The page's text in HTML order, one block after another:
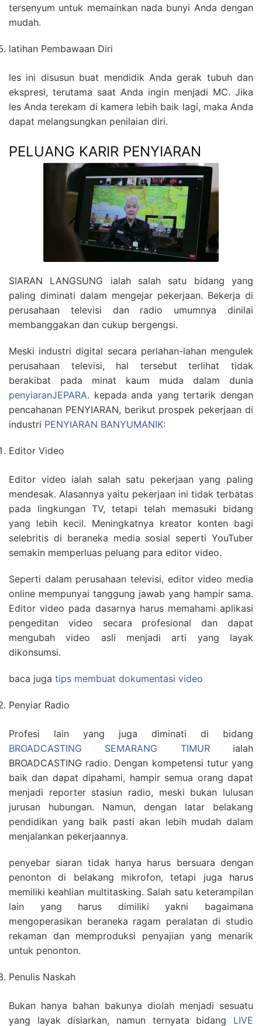
tersenyum untuk memainkan nada bunyi Anda dengan
mudah.
latihan Pembawaan Diri
les ini disusun buat mendidik Anda gerak tubuh dan
ekspresi, terutama saat Anda ingin menjadi MC. Jika
les Anda terekam di kamera lebih baik lagi, maka Anda
dapat melangsungkan penilaian diri.
PELUANG KARIR PENYIARAN
SIARAN LANGSUNG ialah salah satu bidang yang
paling diminati dalam mengejar pekerjaan. Bekerja di
perusahaan televisi dan radio umumnya dinilai
membanggakan dan cukup bergengsi.
Meski industri digital secara perlahan-lahan mengulek
perusahaan televisi, hal tersebut terlihat tidak
berakibat pada minat kaum muda dalam dunia
penyiaranJEPARA. kepada anda yang tertarik dengan
pencahanan PENYIARAN, berikut prospek pekerjaan di
industri PENYIARAN BANYUMANIK:
Editor Video
Editor video ialah salah satu pekerjaan yang paling
mendesak. Alasannya yaitu pekerjaan ini tidak terbatas
pada lingkungan TV, tetapi telah memasuki bidang
yang lebih kecil. Meningkatnya kreator konten bagi
selebritis di beraneka media sosial seperti YouTuber
semakin memperluas peluang para editor video.
Seperti dalam perusahaan televisi, editor video media
online mempunyai tanggung jawab yang hampir sama.
Editor video pada dasarnya harus memahami aplikasi
pengeditan video secara profesional dan dapat
mengubah video asli menjadi arti yang layak
dikonsumsi.
baca juga tips membuat dokumentasi video
Penyiar Radio
Profesi lain yang juga diminati di bidang
BROADCASTING SEMARANG TIMURialah
BROADCASTING radio. Dengan kompetensi tutur yang
baik dan dapat dipahami, hampir semua orang dapat
menjadi reporter stasiun radio, meski bukan lulusan
jurusan hubungan. Namun, dengan latar belakang
pendidikan yang baik pasti akan lebih mudah dalam
menjalankan pekerjaannya.
penyebar siaran tidak hanya harus bersuara dengan
penonton di belakang mikrofon, tetapi juga harus
memiliki keahlian multitasking. Salah satu keterampilan
lain yang harus dimiliki yakni bagaimana
mengoperasikan beraneka ragam peralatan di studio
rekaman dan memproduksi penyajian yang menarik
untuk penonton.
Penulis Naskah
Bukan hanya bahan bakunya diolah menjadi sesuatu
yang layak disiarkan, namun ternyata bidang LIVE